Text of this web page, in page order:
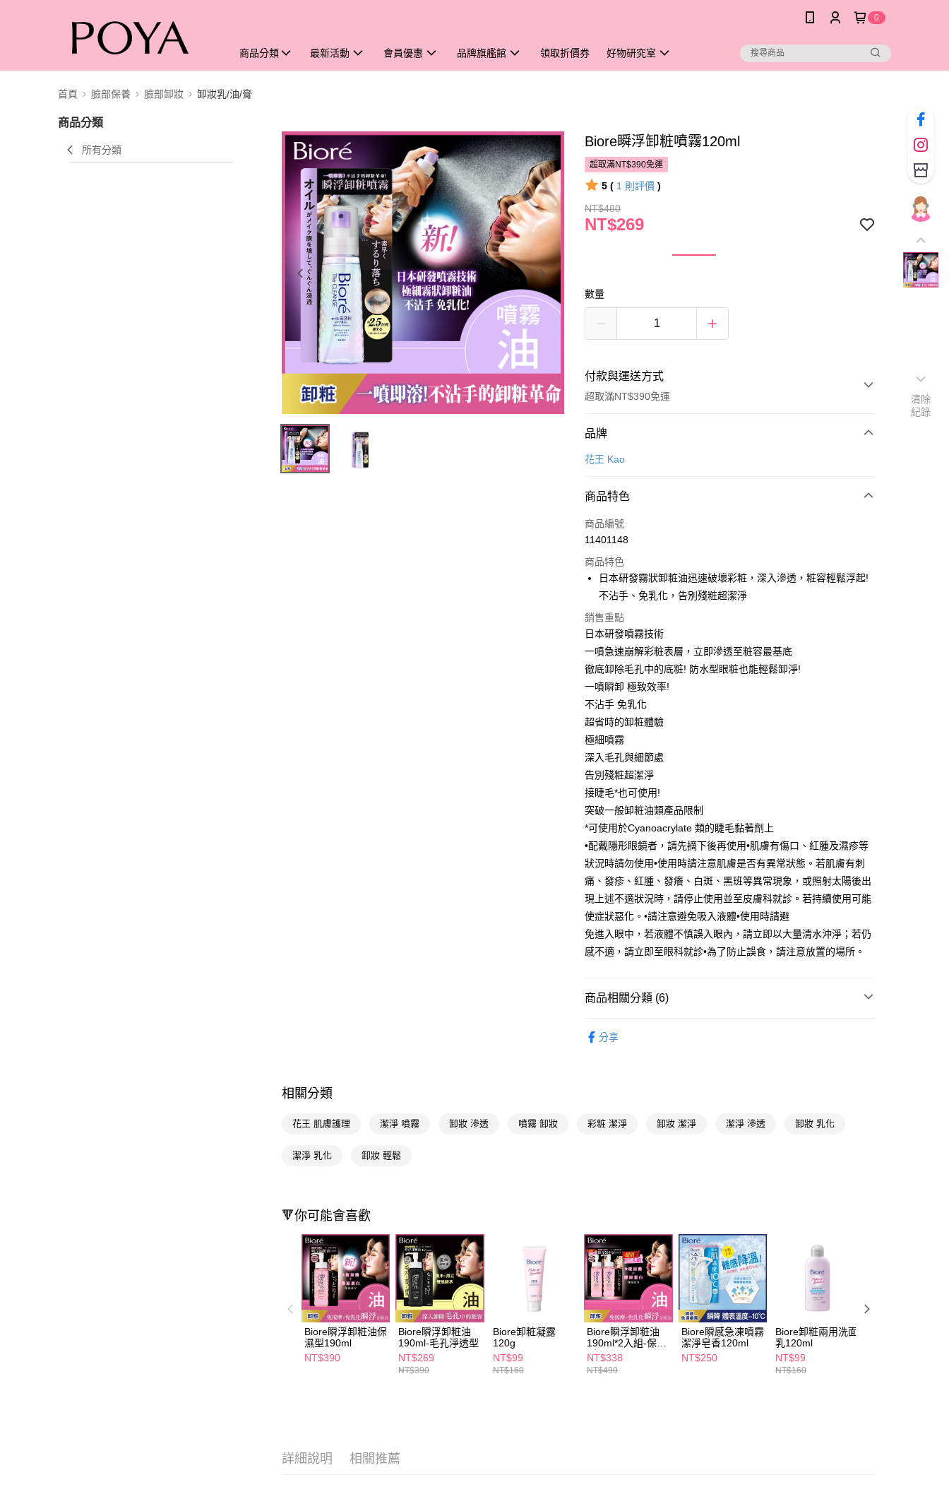
0
商品分類 最新活動 會員優惠 品牌旗艦館 領取折價券 好物研究室
首頁 臉部保養 臉部卸妝 卸妝乳/油/膏
商品分類
所有分類
Biore瞬浮卸粧噴霧120ml
超取滿NT$390免運
5 ( 1 則評價 )
NT$480
NT$269
數量
付款與運送方式
超取滿NT$390免運
付款方式
POYA支付
LINE Pay
Apple Pay
街口支付
悠遊付
Google Pay
AFTEE先享後付
相關說明
【關於「AFTEE先享後付」】
AFTEE先享後付是「在收到商品之後才付款」的支付方式。 讓您購物簡單
便利好安心！
１．簡單：不需註冊會員、不需綁卡、不需儲值。
３．安心：先確認商品／服務後，再付款。
【「AFTEE先享後付」結帳流程】
１．於結帳方式選擇「AFTEE先享後付」後，將跳轉至「AFTEE先享後
付」結帳頁面，進行簡訊認證並確認金額後，即可完成結帳。
２．訂單成立數日內，您將收到繳費通知簡訊。
／ATM／網路銀行／等多元方式進行付款，方視為交易完成。
※ 請注意：結帳手續完成當下不需立刻繳費，但若您需要取消訂單，請聯
絡購買商品的店家。未經商家同意取消之訂單仍視為有效，需透過AFTEE
先享後付繳納相關費用。
※ 交易是否成功請以「AFTEE先享後付 」之結帳頁面顯示為準，若有關於
是否繳費成功／繳費後需取消欲退款等相關疑問，請聯繫「AFTEE先享後
付客戶支援中心」 https://netprotections.freshdesk.com/support/home
【注意事項】
求債權轉讓予恩沛科技股份有限公司。
２．關於個人資料處理事宜，請瀏覽以下網址：
「AFTEE先享後付」，若未經同意申辦者引起之損失，本公司不負相關責
形，恩沛科技股份有限公司將有權停止該用戶之使用額度並採取法律行
動。
即享券
運送方式
全家取貨付款
每筆NT$65，滿NT$390(含以上)免運費
付款後全家取貨
每筆NT$65，滿NT$390(含以上)免運費
萊爾富取貨付款
付款後萊爾富取貨
每筆NT$65，滿NT$490(含以上)免運費
付款後7-11取貨
品牌
花王 Kao
商品特色
商品編號
11401148
商品特色
日本研發霧狀卸粧油迅速破壞彩粧，深入滲透，粧容輕鬆浮起!
不沾手、免乳化，告別殘粧超潔淨
銷售重點
日本研發噴霧技術
一噴急速崩解彩粧表層，立即滲透至粧容最基底
徹底卸除毛孔中的底粧! 防水型眼粧也能輕鬆卸淨!
一噴瞬卸 極致效率!
不沾手 免乳化
超省時的卸粧體驗
極細噴霧
深入毛孔與細節處
告別殘粧超潔淨
接睫毛*也可使用!
突破一般卸粧油類產品限制
*可使用於Cyanoacrylate 類的睫毛黏著劑上
•配戴隱形眼鏡者，請先摘下後再使用•肌膚有傷口、紅腫及濕疹等
狀況時請勿使用•使用時請注意肌膚是否有異常狀態。若肌膚有刺
痛、發疹、紅腫、發癢、白斑、黑班等異常現象，或照射太陽後出
現上述不適狀況時，請停止使用並至皮膚科就診。若持續使用可能
使症狀惡化。•請注意避免吸入液體•使用時請避
免進入眼中，若液體不慎誤入眼內，請立即以大量清水沖淨；若仍
感不適，請立即至眼科就診•為了防止誤食，請注意放置的場所。
商品相關分類 (6)
📢主題活動📢 👻鬼迷心竅購物祭 08/05-09/01
滿額享10倍點
分享
相關分類
花王 肌膚護理 潔淨 噴霧 卸妝 滲透 噴霧 卸妝 彩粧 潔淨 卸妝 潔淨 潔淨 滲透 卸妝 乳化
潔淨 乳化 卸妝 輕鬆
🔻你可能會喜歡
Biore瞬浮卸粧油保
濕型190ml
NT$390
Biore瞬浮卸粧油
190ml-毛孔淨透型
NT$269
NT$390
Biore卸粧凝露
120g
NT$99
NT$160
Biore瞬浮卸粧油
190ml*2入組-保濕
型
NT$338
NT$490
Biore瞬感急凍噴霧
潔淨皂香120ml
NT$250
Biore卸粧兩用洗面
乳120ml
NT$99
NT$160
詳細說明 相關推薦
清除
紀錄